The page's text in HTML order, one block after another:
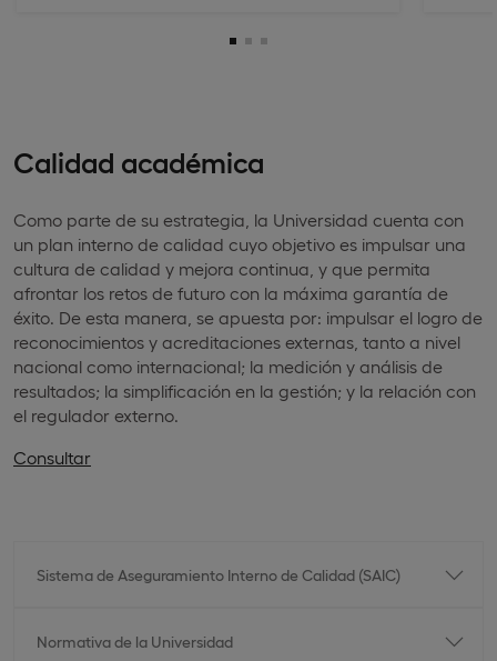
Calidad académica
Como parte de su estrategia, la Universidad cuenta con
un plan interno de calidad cuyo objetivo es impulsar una
cultura de calidad y mejora continua, y que permita
afrontar los retos de futuro con la máxima garantía de
éxito. De esta manera, se apuesta por: impulsar el logro de
reconocimientos y acreditaciones externas, tanto a nivel
nacional como internacional; la medición y análisis de
resultados; la simplificación en la gestión; y la relación con
el regulador externo.
Consultar
Sistema de Aseguramiento Interno de Calidad (SAIC)
Normativa de la Universidad